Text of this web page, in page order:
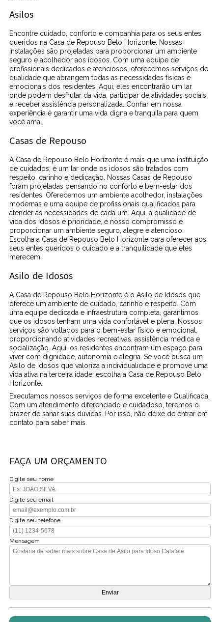
Asilos
Encontre cuidado, conforto e companhia para os seus entes
queridos na Casa de Repouso Belo Horizonte. Nossas
instalações são projetadas para proporcionar um ambiente
seguro e acolhedor aos idosos. Com uma equipe de
profissionais dedicados e atenciosos, oferecemos serviços de
qualidade que abrangem todas as necessidades físicas e
emocionais dos residentes. Aqui, eles encontrarão um lar
onde podem desfrutar da vida, participar de atividades sociais
e receber assistência personalizada. Confiar em nossa
experiência é garantir uma vida digna e tranquila para quem
você ama.
Casas de Repouso
A Casa de Repouso Belo Horizonte é mais que uma instituição
de cuidados; é um lar onde os idosos são tratados com
respeito, carinho e dedicação. Nossas Casas de Repouso
foram projetadas pensando no conforto e bem-estar dos
residentes. Oferecemos um ambiente acolhedor, instalações
modernas e uma equipe de profissionais qualificados para
atender às necessidades de cada um. Aqui, a qualidade de
vida dos idosos é prioridade, e nosso compromisso é
proporcionar um ambiente seguro, alegre e atencioso.
Escolha a Casa de Repouso Belo Horizonte para oferecer aos
seus entes queridos o cuidado e a tranquilidade que eles
merecem.
Asilo de Idosos
A Casa de Repouso Belo Horizonte é o Asilo de Idosos que
oferece um ambiente de cuidado, carinho e respeito. Com
uma equipe dedicada e infraestrutura completa, garantimos
que os idosos tenham uma vida confortável e plena. Nossos
serviços são voltados para o bem-estar físico e emocional,
proporcionando atividades recreativas, assistência médica e
socialização. Aqui, os residentes encontram um espaço para
viver com dignidade, autonomia e alegria. Se você busca um
Asilo de Idosos que valoriza a individualidade e promove uma
vida ativa na terceira idade, escolha a Casa de Repouso Belo
Horizonte.
Executamos nossos serviços de forma excelente e Qualificada.
Com um atendimento diferenciado e cuidadoso, teremos o
prazer de sanar suas dúvidas. Por isso, não deixe de entrar em
contato para saber mais.
FAÇA UM ORÇAMENTO
Digite seu nome
Digite seu email
Digite seu telefone
Mensagem